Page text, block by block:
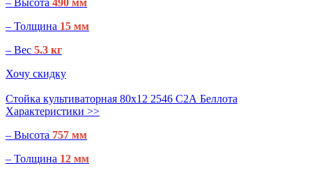
– Толщина 15 мм
– Вес 5.3 кг
Хочу скидку
Стойка культиваторная 80х12 2546 С2А Беллота
Характеристики >>
– Высота 757 мм
– Толщина 12 мм